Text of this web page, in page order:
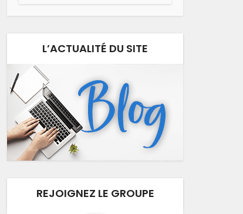
L’ACTUALITÉ DU SITE
REJOIGNEZ LE GROUPE